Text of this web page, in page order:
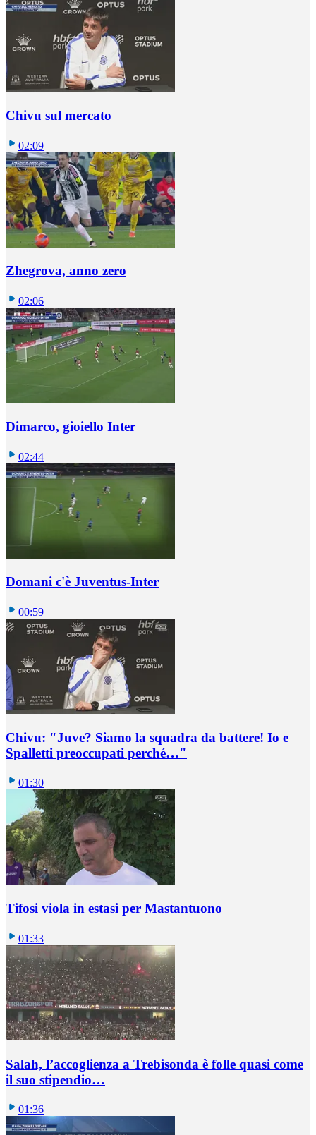
Chivu sul mercato
02:09
Zhegrova, anno zero
02:06
Dimarco, gioiello Inter
02:44
Domani c'è Juventus-Inter
00:59
Chivu: "Juve? Siamo la squadra da battere! Io e
Spalletti preoccupati perché…"
01:30
Tifosi viola in estasi per Mastantuono
01:33
Salah, l’accoglienza a Trebisonda è folle quasi come
il suo stipendio…
01:36